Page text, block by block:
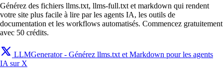
Générez des fichiers llms.txt, llms-full.txt et markdown qui rendent
votre site plus facile à lire par les agents IA, les outils de
documentation et les workflows automatisés. Commencez gratuitement
avec 50 crédits.
LLMGenerator - Générez llms.txt et Markdown pour les agents
IA sur X